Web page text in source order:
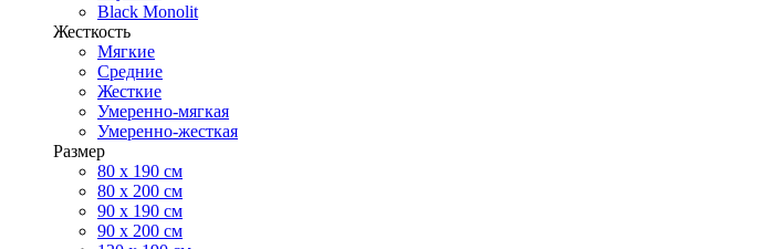
Black Monolit
Жесткость
Мягкие
Средние
Жесткие
Умеренно-мягкая
Умеренно-жесткая
Размер
80 х 190 см
80 х 200 см
90 х 190 см
90 х 200 см